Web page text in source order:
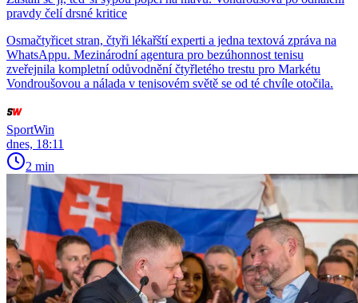
pravdy čelí drsné kritice
Osmačtyřicet stran, čtyři lékařští experti a jedna textová zpráva na
WhatsAppu. Mezinárodní agentura pro bezúhonnost tenisu
zveřejnila kompletní odůvodnění čtyřletého trestu pro Markétu
Vondroušovou a nálada v tenisovém světě se od té chvíle otočila.
SportWin
dnes, 18:11
2 min